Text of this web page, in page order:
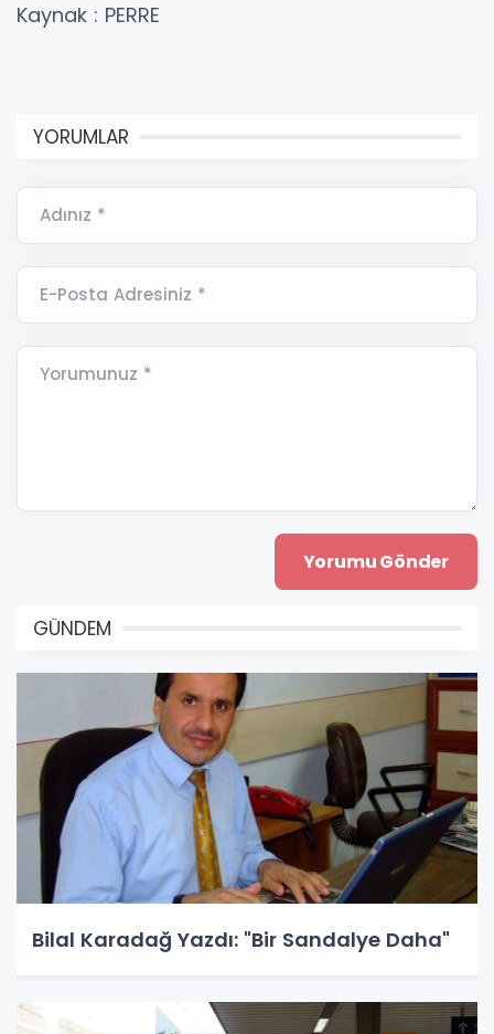
Kaynak : PERRE
YORUMLAR
Adınız *
E-Posta Adresiniz *
Yorumunuz *
GÜNDEM
Bilal Karadağ Yazdı: "Bir Sandalye Daha"